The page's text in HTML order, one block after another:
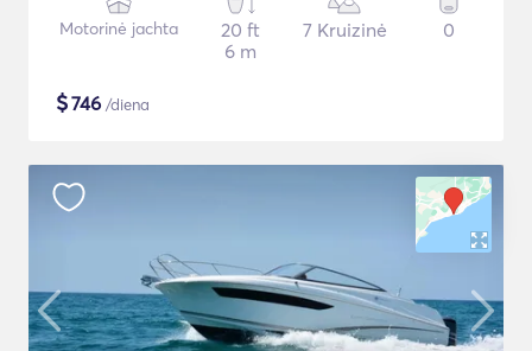
Motorinė jachta
20 ft
6 m
7 Kruizinė 0
$746 /diena